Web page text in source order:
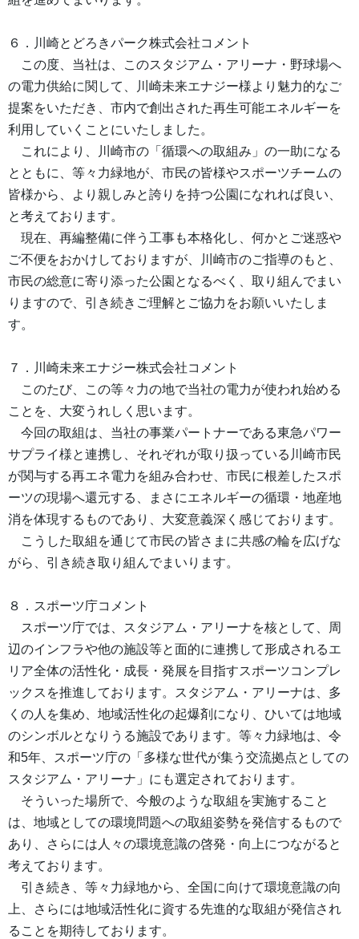
６．川崎とどろきパーク株式会社コメント
この度、当社は、このスタジアム・アリーナ・野球場へ
の電力供給に関して、川崎未来エナジー様より魅力的なご
提案をいただき、市内で創出された再生可能エネルギーを
利用していくことにいたしました。
これにより、川崎市の「循環への取組み」の一助になる
とともに、等々力緑地が、市民の皆様やスポーツチームの
皆様から、より親しみと誇りを持つ公園になれれば良い、
と考えております。
現在、再編整備に伴う工事も本格化し、何かとご迷惑や
ご不便をおかけしておりますが、川崎市のご指導のもと、
市民の総意に寄り添った公園となるべく、取り組んでまい
りますので、引き続きご理解とご協力をお願いいたしま
す。
７．川崎未来エナジー株式会社コメント
このたび、この等々力の地で当社の電力が使われ始める
ことを、大変うれしく思います。
今回の取組は、当社の事業パートナーである東急パワー
サプライ様と連携し、それぞれが取り扱っている川崎市民
が関与する再エネ電力を組み合わせ、市民に根差したスポ
ーツの現場へ還元する、まさにエネルギーの循環・地産地
消を体現するものであり、大変意義深く感じております。
こうした取組を通じて市民の皆さまに共感の輪を広げな
がら、引き続き取り組んでまいります。
８．スポーツ庁コメント
スポーツ庁では、スタジアム・アリーナを核として、周
辺のインフラや他の施設等と面的に連携して形成されるエ
リア全体の活性化・成長・発展を目指すスポーツコンプレ
ックスを推進しております。スタジアム・アリーナは、多
くの人を集め、地域活性化の起爆剤になり、ひいては地域
のシンボルとなりうる施設であります。等々力緑地は、令
和5年、スポーツ庁の「多様な世代が集う交流拠点としての
スタジアム・アリーナ」にも選定されております。
そういった場所で、今般のような取組を実施すること
は、地域としての環境問題への取組姿勢を発信するもので
あり、さらには人々の環境意識の啓発・向上につながると
考えております。
引き続き、等々力緑地から、全国に向けて環境意識の向
上、さらには地域活性化に資する先進的な取組が発信され
ることを期待しております。